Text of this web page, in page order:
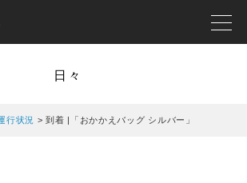
日々
行状況 >到着 |「おかかえバッグ シルバー」